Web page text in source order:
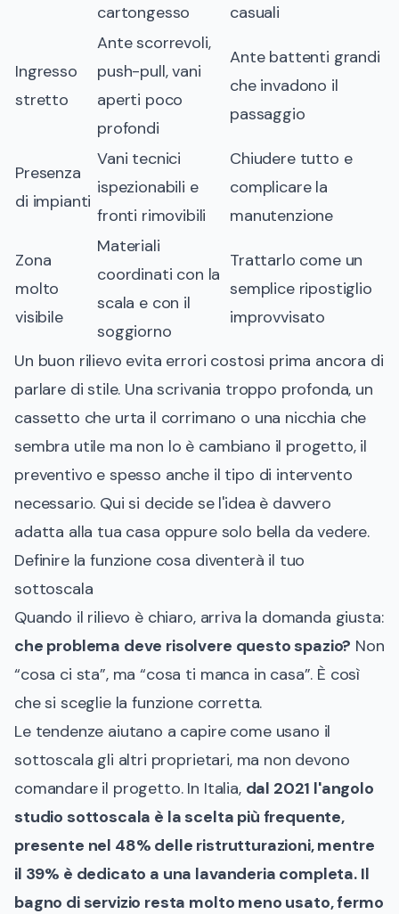
cartongesso
casuali
Ingresso
stretto
Ante scorrevoli,
push-pull, vani
aperti poco
profondi
Ante battenti grandi
che invadono il
passaggio
Presenza
di impianti
Vani tecnici
ispezionabili e
fronti rimovibili
Chiudere tutto e
complicare la
manutenzione
Zona
molto
visibile
Materiali
coordinati con la
scala e con il
soggiorno
Trattarlo come un
semplice ripostiglio
improvvisato
Un buon rilievo evita errori costosi prima ancora di
parlare di stile. Una scrivania troppo profonda, un
cassetto che urta il corrimano o una nicchia che
sembra utile ma non lo è cambiano il progetto, il
preventivo e spesso anche il tipo di intervento
necessario. Qui si decide se l'idea è davvero
adatta alla tua casa oppure solo bella da vedere.
Definire la funzione cosa diventerà il tuo
sottoscala
Quando il rilievo è chiaro, arriva la domanda giusta:
che problema deve risolvere questo spazio? Non
“cosa ci sta”, ma “cosa ti manca in casa”. È così
che si sceglie la funzione corretta.
Le tendenze aiutano a capire come usano il
sottoscala gli altri proprietari, ma non devono
comandare il progetto. In Italia, dal 2021 l'angolo
studio sottoscala è la scelta più frequente,
presente nel 48% delle ristrutturazioni, mentre
il 39% è dedicato a una lavanderia completa. Il
bagno di servizio resta molto meno usato, fermo